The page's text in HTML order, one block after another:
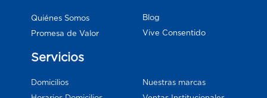
Quiénes Somos
Promesa de Valor
Blog
Vive Consentido
Servicios
Domicilios
Nuestras marcas